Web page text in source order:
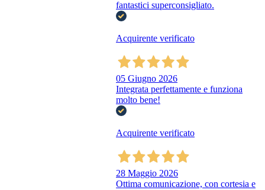
fantastici superconsigliato.
Acquirente verificato
05 Giugno 2026
Integrata perfettamente e funziona
molto bene!
Acquirente verificato
28 Maggio 2026
Ottima comunicazione, con cortesia e